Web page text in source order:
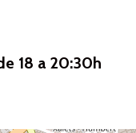
18 a 20:30h